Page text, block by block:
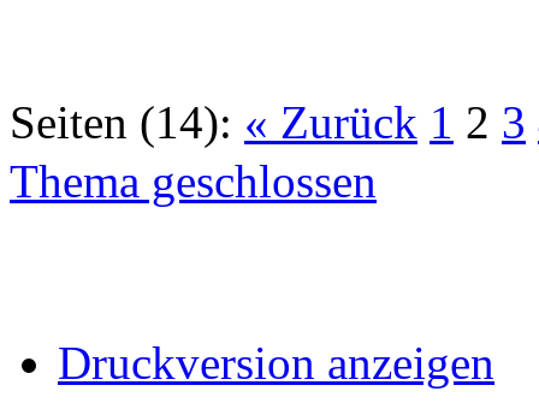
Seiten (14): « Zurück 1 2 3
Thema geschlossen
Druckversion anzeigen